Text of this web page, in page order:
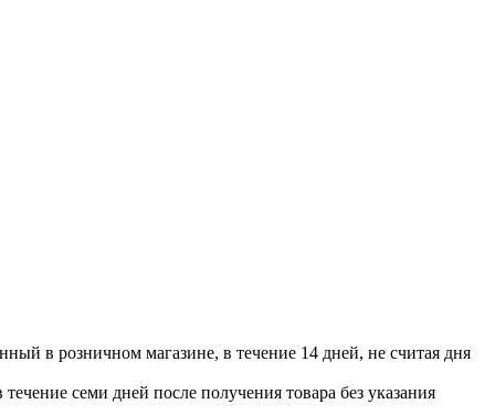
в розничном магазине, в течение 14 дней, не считая дня
семи дней после получения товара без указания